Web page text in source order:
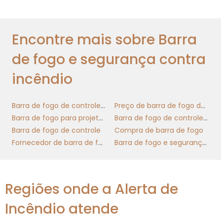
empresas operam. Ao utilizar ferramentas
seus processos, mas também obter insights
valiosos sobre seu público-alvo e suas
necessidades.
Além disso, a tecnologia também permite
que você escale suas operações de maneira
mais eficiente. As soluções digitais podem ser
facilmente adaptadas para atender a uma
novos desafios. Com um portfólio baseado
emprodutos inovadores, sua empresa se
torna mais flexível e pronta para o futuro.
Encontre mais sobre Barra
de fogo e segurança contra
incêndio
Barra de fogo de controle para indústria
Preço de barra de fogo de controle
Barra de fogo para projetos de incêndio
Barra de fogo de controle nacional
Barra de fogo de controle
Compra de barra de fogo
Fornecedor de barra de fogo
Barra de fogo e segurança contra incêndio
Regiões onde a Alerta de
Incêndio atende